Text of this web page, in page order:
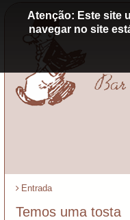
Entrada
Temos uma tosta
Atenção: Este site
navegar no site